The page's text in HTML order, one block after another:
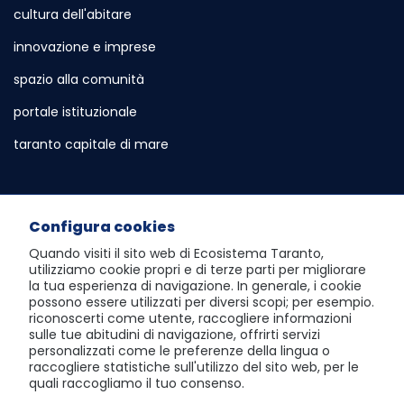
cultura dell'abitare
innovazione e imprese
spazio alla comunità
portale istituzionale
taranto capitale di mare
sportello telematico polifunzionale
atlante dei progetti e dei risultati
visita Taranto dall'alto
scopri la social room
giochi del mediterraneo 2026
Configura cookies
Quando visiti il sito web di Ecosistema Taranto,
utilizziamo cookie propri e di terze parti per migliorare
la tua esperienza di navigazione. In generale, i cookie
possono essere utilizzati per diversi scopi; per esempio.
riconoscerti come utente, raccogliere informazioni
sulle tue abitudini di navigazione, offrirti servizi
personalizzati come le preferenze della lingua o
raccogliere statistiche sull'utilizzo del sito web, per le
quali raccogliamo il tuo consenso.